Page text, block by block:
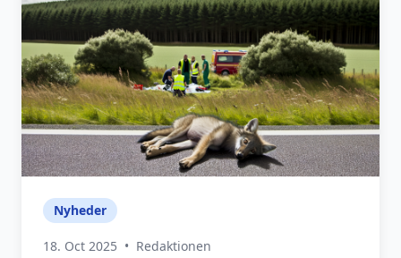
Nyheder
18. Oct 2025 • Redaktionen